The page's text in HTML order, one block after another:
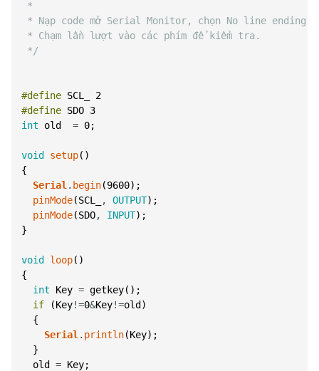
*
* Nạp code mở Serial Monitor, chọn No line ending,
* Chạm lần lượt vào các phím để kiểm tra.
*/
#define SCL_
2
#define SDO 3
int
old = 0;
void setup( )
{
Serial . begin(9600) ;
pinMode(SCL_ , OUTPUT) ;
pinMode(SDO, INPUT) ;
}
void loop( )
{
int
Key = getkey( ) ;
if
(Key!=0&Key!=old)
{
Serial . println(Key) ;
}
old = Key;